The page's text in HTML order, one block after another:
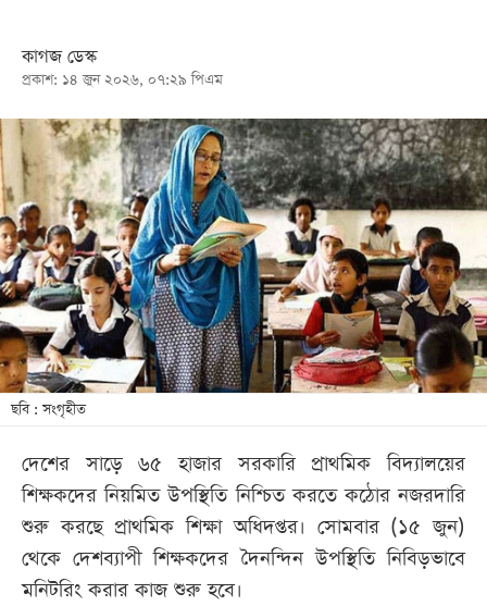
ভিডিও
আর্কাইভ
আজকের
পত্রিকা
ই-
পেপার
কাগজ ডেস্ক
প্রকাশ: ১৪ জুন ২০২৬, ০৭:২৯ পিএম
ছবি : সংগৃহীত
দেশের সাড়ে ৬৫ হাজার সরকারি প্রাথমিক বিদ্যালয়ের
শিক্ষকদের নিয়মিত উপস্থিতি নিশ্চিত করতে কঠোর নজরদারি
শুরু করছে প্রাথমিক শিক্ষা অধিদপ্তর। সোমবার (১৫ জুন)
থেকে দেশব্যাপী শিক্ষকদের দৈনন্দিন উপস্থিতি নিবিড়ভাবে
মনিটরিং করার কাজ শুরু হবে।